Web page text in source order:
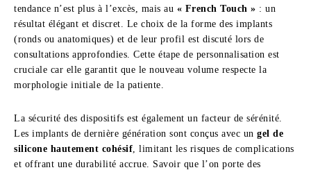
tendance n’est plus à l’excès, mais au « French Touch » : un
résultat élégant et discret. Le choix de la forme des implants
(ronds ou anatomiques) et de leur profil est discuté lors de
consultations approfondies. Cette étape de personnalisation est
cruciale car elle garantit que le nouveau volume respecte la
morphologie initiale de la patiente.
La sécurité des dispositifs est également un facteur de sérénité.
Les implants de dernière génération sont conçus avec un gel de
silicone hautement cohésif, limitant les risques de complications
et offrant une durabilité accrue. Savoir que l’on porte des